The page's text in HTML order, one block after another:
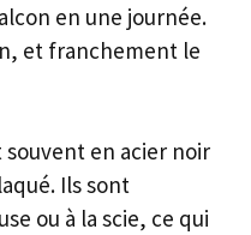
en une journée.
et franchement le
souvent en acier noir
Ils sont
ou à la scie, ce qui